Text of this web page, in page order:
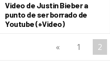
Video de Justin Bieber a
punto de ser borrado de
Youtube (+Video)
« 1 2